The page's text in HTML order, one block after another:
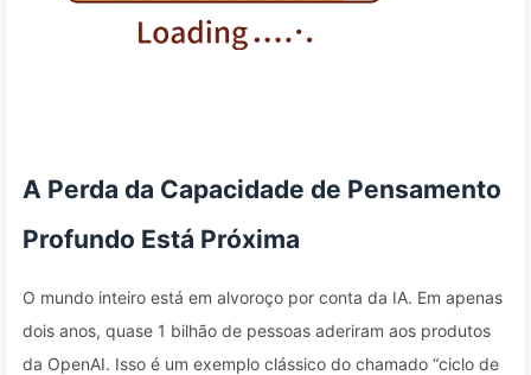
A Perda da Capacidade de Pensamento
Profundo Está Próxima
O mundo inteiro está em alvoroço por conta da IA. Em apenas
dois anos, quase 1 bilhão de pessoas aderiram aos produtos
da OpenAI. Isso é um exemplo clássico do chamado “ciclo de